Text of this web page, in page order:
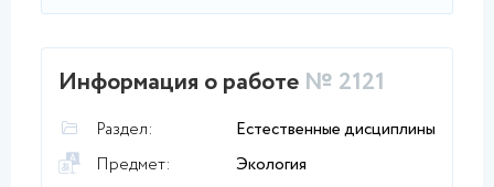
Информация о работе № 2121
Раздел:
Естественные дисциплины
Предмет:
Экология